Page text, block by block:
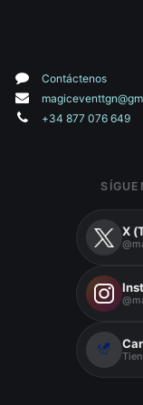
Contáctenos
+34 877 076 649
X